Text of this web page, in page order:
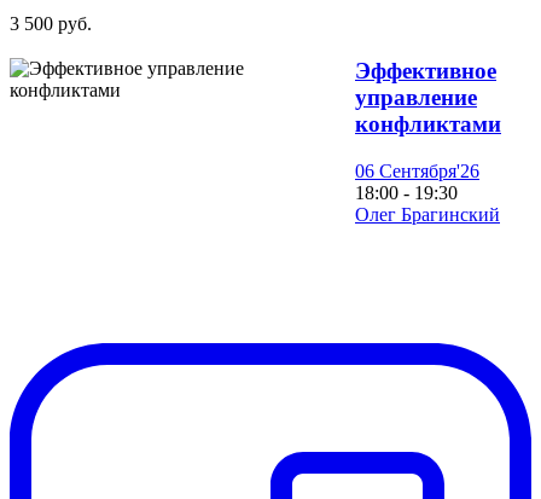
3 500 руб.
Эффективное
управление
конфликтами
06 Сентября'26
18:00 - 19:30
Олег Брагинский